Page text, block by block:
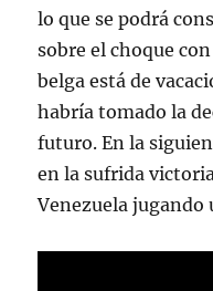
lo que se podrá
sobre el choque
belga está de
habría tomado la
futuro. En la
en la sufrida
Venezuela